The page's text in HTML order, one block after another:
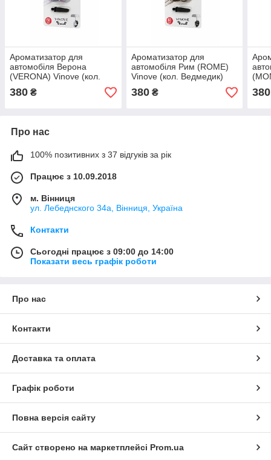
Ароматизатор для
автомобіля Верона
(VERONA) Vinove (кол.
Ведмедик)
380 ₴
Ароматизатор для
автомобіля Рим (ROME)
Vinove (кол. Ведмедик)
380₴ 380
Про нас
100% позитивних з 37 відгуків за рік
Працює з 10.09.2018
м. Вінниця
ул. Лебеднского 34а, Вінниця, Україна
Контакти
Сьогодні працює з 09:00 до 14:00
Показати весь графік роботи
Про нас
Контакти
Доставка та оплата
Графік роботи
Повна версія сайту
Сайт створено на маркетплейсі Prom.ua